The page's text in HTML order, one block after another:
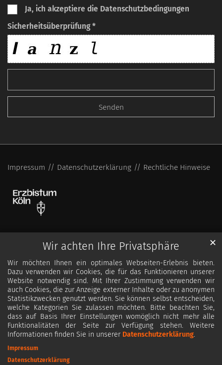
Wir achten Ihre Privatsphäre
Wir möchten Ihnen ein optimales Webseiten-Erlebnis bieten.
Dazu verwenden wir Cookies, die für das Funktionieren unserer
Website notwendig sind. Mit Ihrer Zustimmung verwenden wir
auch Cookies, die zur Anzeige externer Inhalte oder zu anonymen
Statistikzwecken genutzt werden. Sie können selbst entscheiden,
welche Kategorien Sie zulassen möchten. Bitte beachten Sie,
dass auf Basis Ihrer Einstellungen womöglich nicht mehr alle
Funktionalitäten der Seite zur Verfügung stehen. Weitere
Informationen finden Sie in unserer Datenschutzerklärung.
✕
Impressum
Datenschutzerklärung
Ja, ich akzeptiere die Datenschutzbedingungen
Sicherheitsüberprüfung *
Impressum Datenschutzerklärung Rechtliche Hinweise